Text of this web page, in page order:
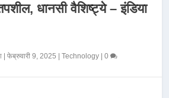
धानसी वैशिष्ट्ये – इंडिया
|फेब्रुवारी 9, 2025 |Technology |0